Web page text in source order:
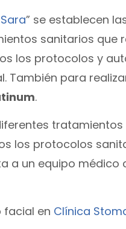
” se establecen
sanitarios que
los protocolos y
También para
.
los protocolos
a un equipo
facial en Clínica